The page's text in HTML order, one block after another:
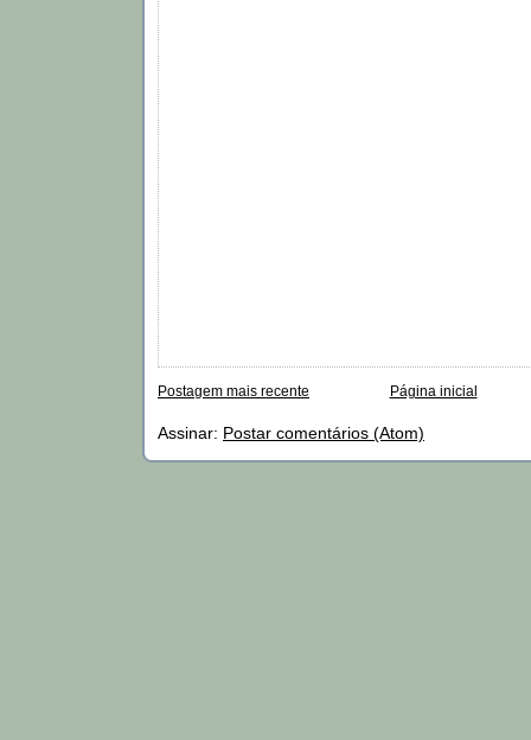
Postagem mais recente Página inicial
Assinar: Postar comentários (Atom)